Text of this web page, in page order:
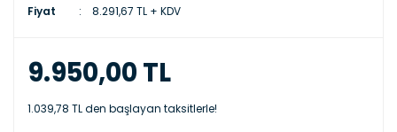
Fiyat 8.291,67 TL + KDV
9.950,00 TL
1.039,78 TL den başlayan taksitlerle!